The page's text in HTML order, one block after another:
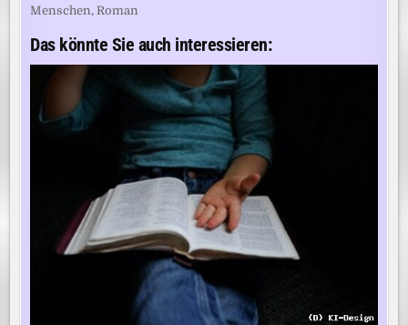
Menschen, Roman
Das könnte Sie auch interessieren: